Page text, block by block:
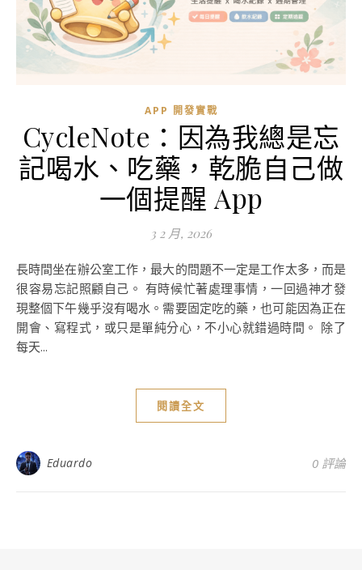
APP 開發實戰
CycleNote：因為我總是忘
記喝水、吃藥，乾脆自己做
一個提醒 App
3 2 月, 2026
長時間坐在辦公室工作，最大的問題不一定是工作太多，而是
很容易忘記照顧自己。 有時候忙著處理事情，一回過神才發
現整個下午幾乎沒有喝水。需要固定吃的藥，也可能因為正在
開會、寫程式，或只是單純分心，不小心就錯過時間。 除了
每天...
閱讀全文
Eduardo 0 評論